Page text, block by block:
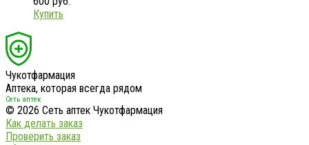
Купить
Чукотфармация
Аптека, которая всегда рядом
Сеть аптек
© 2026 Сеть аптек Чукотфармация
Как делать заказ
Проверить заказ